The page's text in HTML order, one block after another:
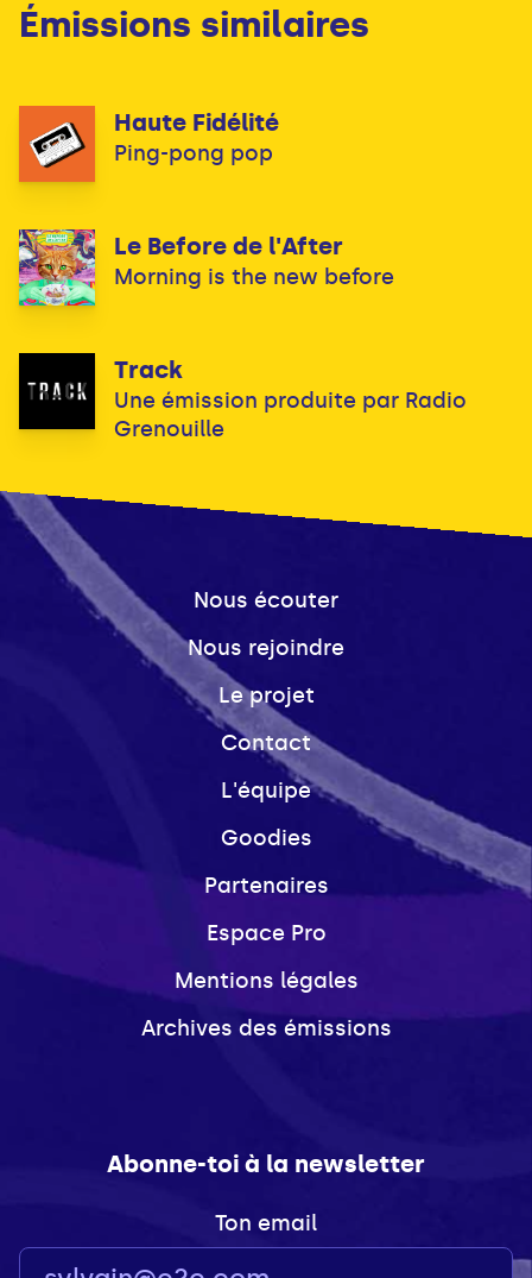
Émissions similaires
Haute Fidélité
Ping-pong pop
Le Before de l'After
Morning is the new before
Track
Une émission produite par Radio
Grenouille
Nous écouter
Nous rejoindre
Le projet
Contact
L'équipe
Goodies
Partenaires
Espace Pro
Mentions légales
Archives des émissions
Abonne-toi à la newsletter
Ton email